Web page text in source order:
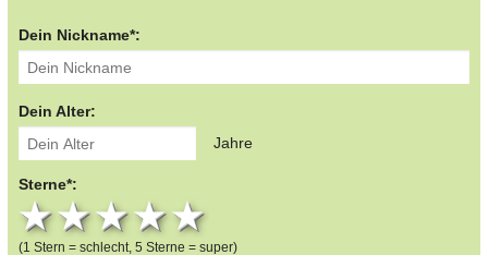
Dein Nickname*:
Dein Alter:
Jahre
Sterne*:
4 stars
3 stars
2 stars
1 star
(1 Stern = schlecht, 5 Sterne = super)